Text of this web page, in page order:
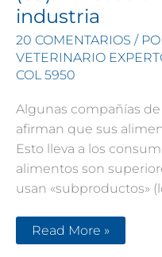
perro
o
tu
gato
industria
20 COMENTARIOS /
VETERINARIO
COL 5950
Algunas compañías
afirman que sus
Esto lleva a los
alimentos son
usan «subproductos»
Verdades
en
Read More »